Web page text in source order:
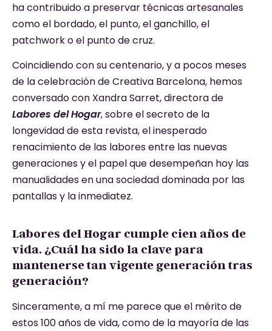
ha contribuido a preservar técnicas artesanales
como el bordado, el punto, el ganchillo, el
patchwork o el punto de cruz.
Coincidiendo con su centenario, y a pocos meses
de la celebración de Creativa Barcelona, hemos
conversado con Xandra Sarret, directora de
Labores del Hogar, sobre el secreto de la
longevidad de esta revista, el inesperado
renacimiento de las labores entre las nuevas
generaciones y el papel que desempeñan hoy las
manualidades en una sociedad dominada por las
pantallas y la inmediatez.
Labores del Hogar cumple cien años de
vida. ¿Cuál ha sido la clave para
mantenerse tan vigente generación tras
generación?
Sinceramente, a mí me parece que el mérito de
estos 100 años de vida, como de la mayoría de las